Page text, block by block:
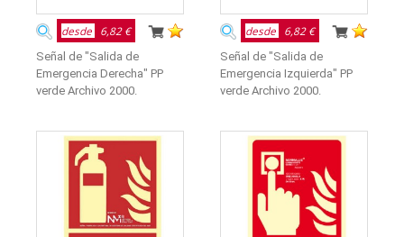
desde 6,82 €
Señal de "Salida de
Emergencia Derecha" PP
verde Archivo 2000.
desde 6,82 €
Señal de "Salida de
Emergencia Izquierda" PP
verde Archivo 2000.